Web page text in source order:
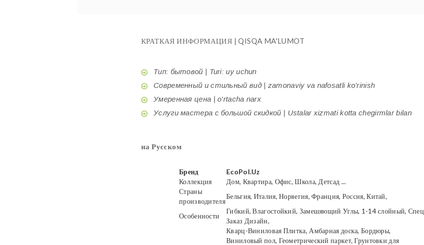
КРАТКАЯ ИНФОРМАЦИЯ | QISQA MA'LUMOT
Тип: бытовой | Turi: uy uchun
Современный и стильный вид | zamonaviy va nafosatli ko'rinish
Умеренная цена | o'rtacha narx
Услуги мастера с большой скидкой | Ustalar xizmati kotta chegirmlar bilan
на Русском
Бренд EcoPol.Uz
Коллекция
Дом, Квартира, Офис, Школа, Детсад ...
Страны
производителя
Бельгия, Италия, Норвегия, Франция, Россия, Китай,
Особенности
Гибкий, Влагостойкий, Замешяющий Углы, 1-14 слойный, Спец
Заказ Дизайн,
Кварц-Виниловая Плитка, Амбарная доска, Бордюры,
Виниловый пол, Геометрический паркет, Грунтовки для